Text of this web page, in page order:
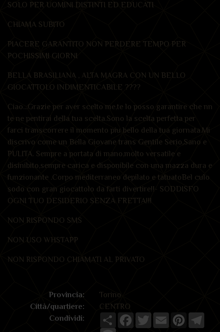
SOLO PER UOMINI DISTINTI ED EDUCATI
CHIAMA SUBITO
PIACERE GARANTITO NON PERDERE TEMPO PER
POCHISSIMI GIORNI
BELLA BRASILIANA , ALTA MAGRA CON UN BELLO
GIOCATTOLO INDIMENTICABILE ????
Ciao...Grazie per aver scelto me,te lo posso garantire che nn
te ne pentirai della tua scelta.Sono la scelta perfetta per
farci transcorrere il momento piu bello della tua giornata.Mi
discrivo come un Bella Giovane trans Gentile Serio,Sano e
PULITA. Sempre a portata di mano,molto versatile e
disinibito,sempre carica e disponibile con una mazza dura e
funzionante .Corpo mediterraneo depilato e tatuatoBel culo
sodo con gran giocattolo da farti divertire!!- SODDISFO
OGNI TUO DESIDERIO SENZA FRETTA!!!
NON RISPONDO SMS
NON USO WHSTAPP
NON RISPONDO CHIAMATI AL PRIVATO
Provincia:
Torino
Città/quartiere:
CENTRO
Condividi:
Share Facebook
TwitterEmail Pinterest